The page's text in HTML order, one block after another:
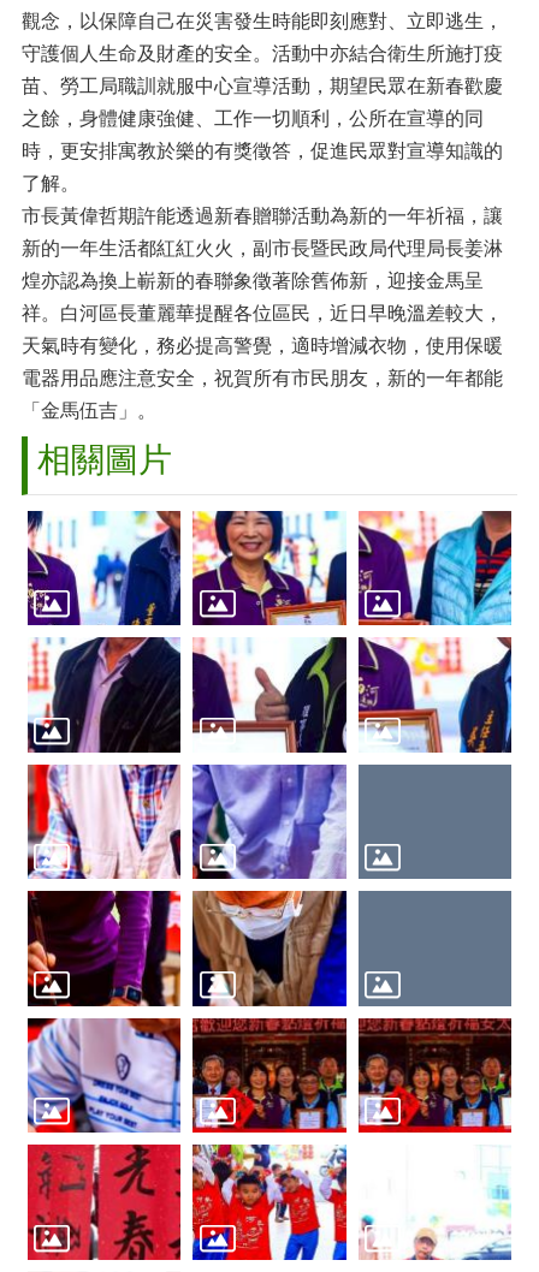
觀念，以保障自己在災害發生時能即刻應對、立即逃生，
守護個人生命及財產的安全。活動中亦結合衛生所施打疫
苗、勞工局職訓就服中心宣導活動，期望民眾在新春歡慶
之餘，身體健康強健、工作一切順利，公所在宣導的同
時，更安排寓教於樂的有獎徵答，促進民眾對宣導知識的
了解。
市長黃偉哲期許能透過新春贈聯活動為新的一年祈福，讓
新的一年生活都紅紅火火，副市長暨民政局代理局長姜淋
煌亦認為換上嶄新的春聯象徵著除舊佈新，迎接金馬呈
祥。白河區長董麗華提醒各位區民，近日早晚溫差較大，
天氣時有變化，務必提高警覺，適時增減衣物，使用保暖
電器用品應注意安全，祝賀所有市民朋友，新的一年都能
「金馬伍吉」。
相關圖片